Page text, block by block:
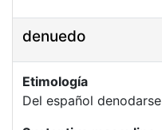
denuedo
Etimología
Del español denodarse